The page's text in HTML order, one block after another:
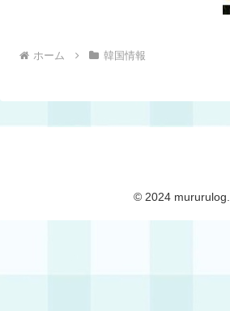
ホーム 韓国情報
© 2024 mururulog.